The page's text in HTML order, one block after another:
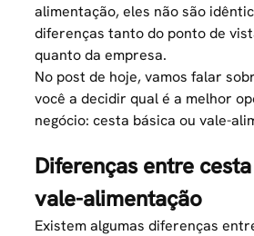
alimentação, eles não são
diferenças tanto do ponto de
quanto da empresa.
No post de hoje, vamos falar
você a decidir qual é a melhor
negócio: cesta básica ou vale-
Diferenças entre
vale-alimentação
Existem algumas diferenças